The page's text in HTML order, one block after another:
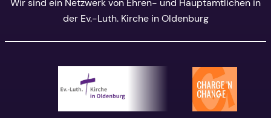
Wir sind ein Netzwerk von Ehren- und Hauptamtlichen in
der Ev.-Luth. Kirche in Oldenburg